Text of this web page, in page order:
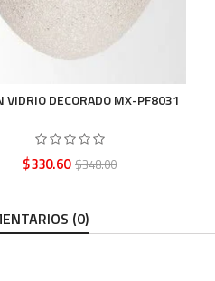
VIDRIO DECORADO MX-PF8031
Precio
$330.60 Precio
$348.00
(0)